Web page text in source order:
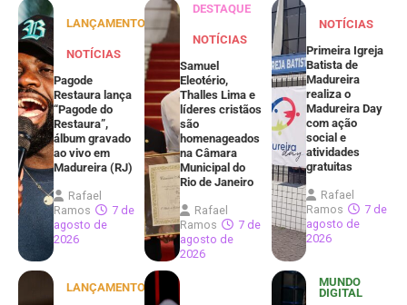
LANÇAMENTOS
NOTÍCIAS
Pagode
Restaura lança
“Pagode do
Restaura”,
álbum gravado
ao vivo em
Madureira (RJ)
Rafael
Ramos
7 de
agosto de
2026
DESTAQUE
NOTÍCIAS
Samuel
Eleotério,
Thalles Lima e
líderes cristãos
são
homenageados
na Câmara
Municipal do
Rio de Janeiro
Rafael
Ramos
7 de
agosto de
2026
NOTÍCIAS
Primeira Igreja
Batista de
Madureira
realiza o
Madureira Day
com ação
social e
atividades
gratuitas
Rafael
Ramos
7 de
agosto de
2026
LANÇAMENTOS
MUNDO
DIGITAL